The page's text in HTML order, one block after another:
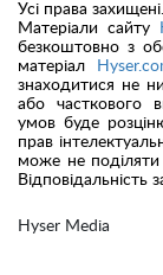
Hyser Media
Усі права захищені.
Матеріали сайту
безкоштовно з
матеріал
знаходитися не
або часткового
умов буде
прав
може не поділяти
Відповідальність